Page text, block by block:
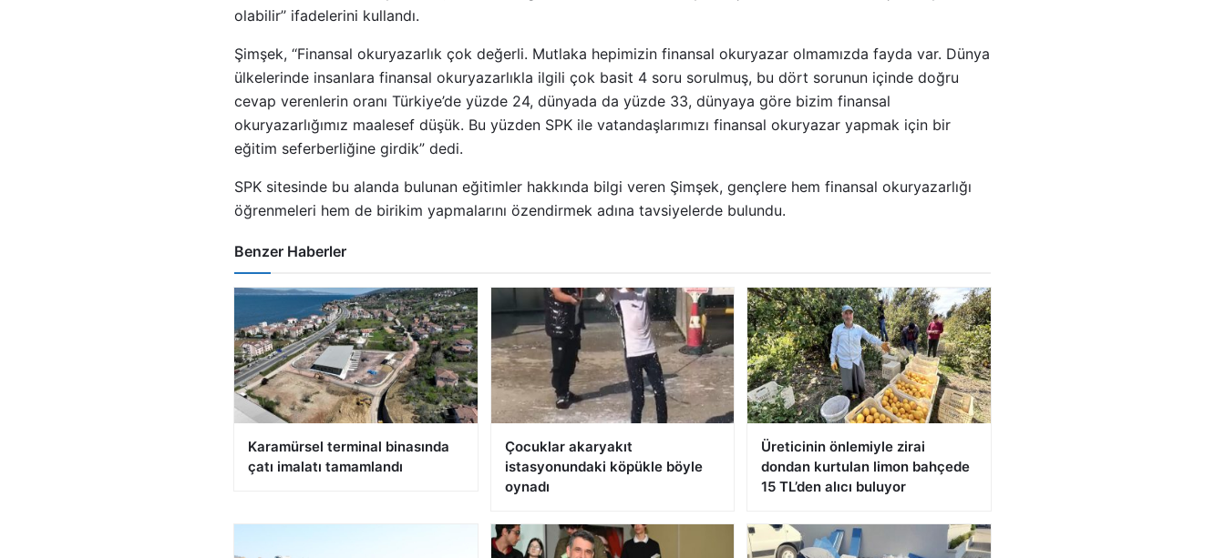
olabilir’’ ifadelerini kullandı.
Şimşek, ‘‘Finansal okuryazarlık çok değerli. Mutlaka hepimizin finansal okuryazar olmamızda fayda var. Dünya
ülkelerinde insanlara finansal okuryazarlıkla ilgili çok basit 4 soru sorulmuş, bu dört sorunun içinde doğru
cevap verenlerin oranı Türkiye’de yüzde 24, dünyada da yüzde 33, dünyaya göre bizim finansal
okuryazarlığımız maalesef düşük. Bu yüzden SPK ile vatandaşlarımızı finansal okuryazar yapmak için bir
eğitim seferberliğine girdik” dedi.
SPK sitesinde bu alanda bulunan eğitimler hakkında bilgi veren Şimşek, gençlere hem finansal okuryazarlığı
öğrenmeleri hem de birikim yapmalarını özendirmek adına tavsiyelerde bulundu.
Benzer Haberler
Karamürsel terminal binasında
çatı imalatı tamamlandı
Çocuklar akaryakıt
istasyonundaki köpükle böyle
oynadı
Üreticinin önlemiyle zirai
dondan kurtulan limon bahçede
15 TL’den alıcı buluyor